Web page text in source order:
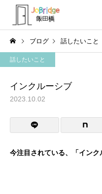
働き続けるための土台
ブログ 話したいこと
話したいこと
インクルーシブ
2023.10.02
今注目されている、「イン